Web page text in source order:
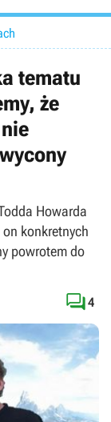
tematu
że
Howarda
konkretnych
powrotem do
4